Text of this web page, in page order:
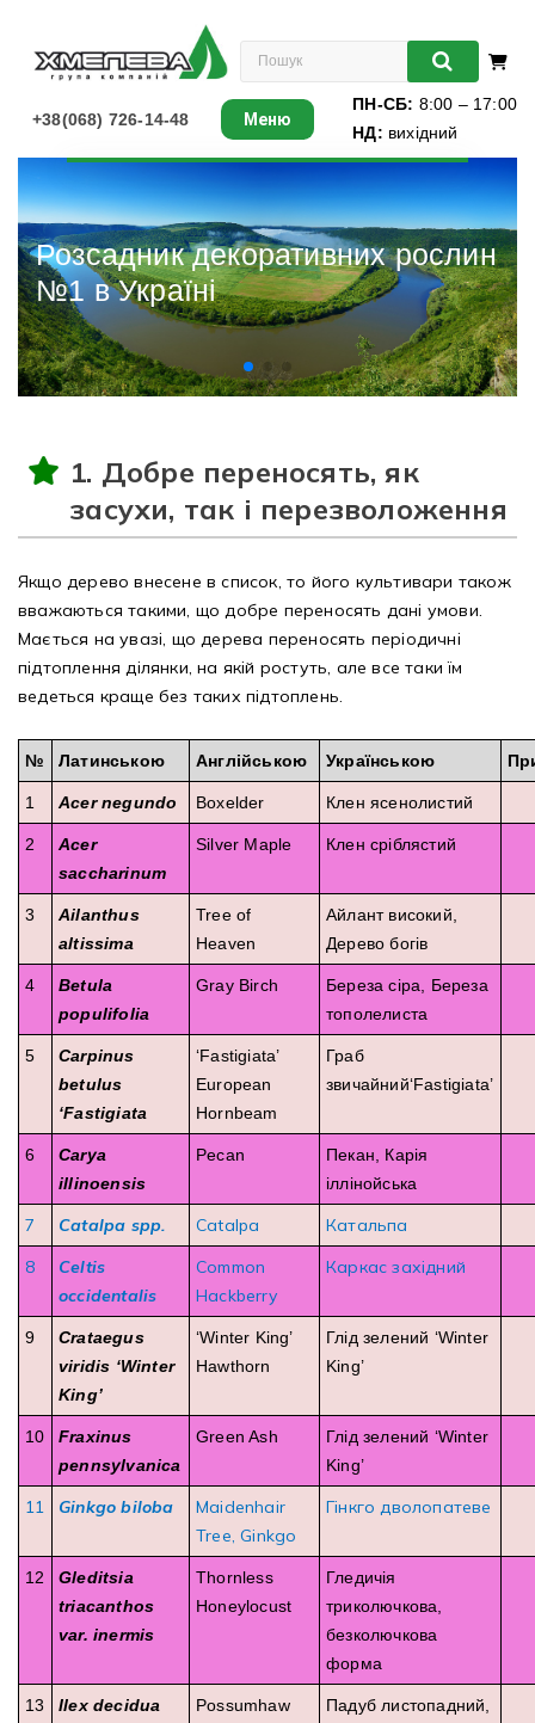
+38(068) 726-14-48
ПН-СБ: 8:00 – 17:00
НД: вихідний
Меню
Листяні
Хвойні
Ліани
Багаторічники
Виноград
Книги
Рубрикатор рослин
Інформація
Про розсадник
Корисна інформація
Новини
Оплата та доставка
Гарантії
Контакти
Розсадник декоративних рослин
№1 в Україні
1. Добре переносять, як
засухи, так і перезволоження
Якщо дерево внесене в список, то його культивари також
вважаються такими, що добре переносять дані умови.
Мається на увазі, що дерева переносять періодичні
підтоплення ділянки, на якій ростуть, але все таки їм
ведеться краще без таких підтоплень.
№ Латинською Англійською Українською
1 Acer negundo Boxelder Клен ясенолистий
2
Acer
saccharinum
Silver Maple Клен сріблястий
3
Ailanthus
altissima
Tree of
Heaven
Айлант високий,
Дерево богів
4
Betula
populifolia
Gray Birch
Береза сіра, Береза
тополелиста
5
Carpinus
betulus
‘Fastigiata
‘Fastigiata’
European
Hornbeam
Граб
звичайний‘Fastigiata’
6
Carya
illinoensis
Pecan
Пекан, Карія
іллінойська
7 Catalpa spp. Catalpa
Катальпа
8
Celtis
occidentalis
Common
Hackberry
Каркас західний
9
Crataegus
viridis ‘Winter
King’
‘Winter King’
Hawthorn
Глід зелений ‘Winter
King’
10
Fraxinus
pennsylvanica
Green Ash
Глід зелений ‘Winter
King’
11 Ginkgo biloba
Maidenhair
Tree, Ginkgo
Гінкго дволопатеве
12
Gleditsia
triacanthos
var. inermis
Thornless
Honeylocust
Гледичія
триколючкова,
безколючкова
форма
13 Ilex decidua Possumhaw
Падуб листопадний,